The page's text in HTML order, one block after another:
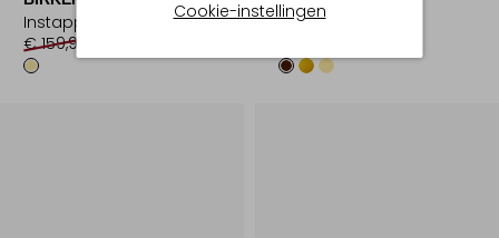
Cookie-instellingen
Instappers
€ 159,99
Slippers